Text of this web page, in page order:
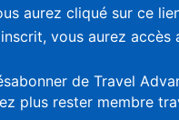
aurez cliqué sur ce
vous aurez
de Travel
plus rester membre